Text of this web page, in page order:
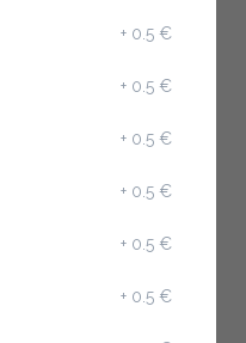
+0.5 €
+0.5 €
+0.5 €
+0.5 €
+0.5 €
+0.5 €